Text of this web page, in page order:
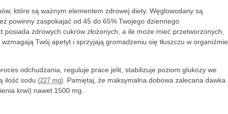
które są ważnym elementem zdrowej diety. Węglowodany są
powinny zaspokajać od 45 do 65% Twojego dziennego
zdrowych cukrów złożonych, a ile może mieć przetworzonych,
Twój apetyt i sprzyjają gromadzeniu się tłuszczu w organiźmie.
odchudzania, reguluje prace jelit, stabilizuje poziom glukozy we
ilość sodu (227 mg) . Pamiętaj, że maksymalna dobowa zalecana dawka
krwi) nawet 1500 mg.